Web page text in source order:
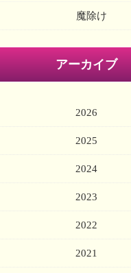
魔除け
アーカイブ
2026
2025
2024
2023
2022
2021